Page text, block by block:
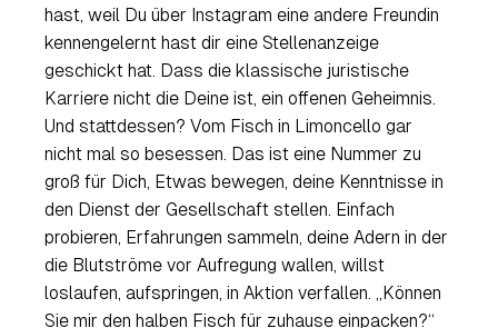
hast, weil Du über Instagram eine andere Freundin
kennengelernt hast dir eine Stellenanzeige
geschickt hat. Dass die klassische juristische
Karriere nicht die Deine ist, ein offenen Geheimnis.
Und stattdessen? Vom Fisch in Limoncello gar
nicht mal so besessen. Das ist eine Nummer zu
groß für Dich, Etwas bewegen, deine Kenntnisse in
den Dienst der Gesellschaft stellen. Einfach
probieren, Erfahrungen sammeln, deine Adern in der
die Blutströme vor Aufregung wallen, willst
loslaufen, aufspringen, in Aktion verfallen. „Können
Sie mir den halben Fisch für zuhause einpacken?“